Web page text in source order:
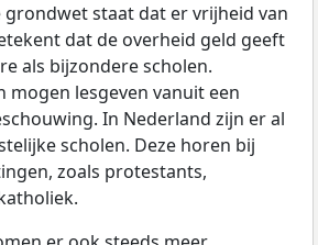
grondwet staat dat er vrijheid van
dat de overheid geld geeft
als bijzondere scholen.
mogen lesgeven vanuit een
In Nederland zijn er al
scholen. Deze horen bij
zoals protestants,